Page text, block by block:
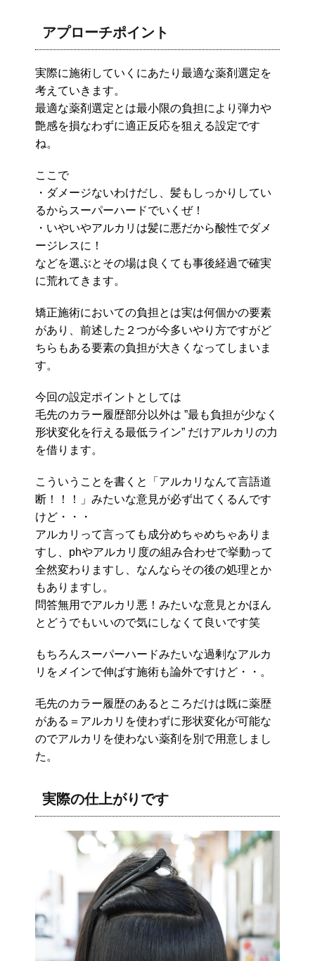
アプローチポイント
実際に施術していくにあたり最適な薬剤選定を
考えていきます。
最適な薬剤選定とは最小限の負担により弾力や
艶感を損なわずに適正反応を狙える設定です
ね。
ここで
・ダメージないわけだし、髪もしっかりしてい
るからスーパーハードでいくぜ！
・いやいやアルカリは髪に悪だから酸性でダメ
ージレスに！
などを選ぶとその場は良くても事後経過で確実
に荒れてきます。
矯正施術においての負担とは実は何個かの要素
があり、前述した２つが今多いやり方ですがど
ちらもある要素の負担が大きくなってしまいま
す。
今回の設定ポイントとしては
毛先のカラー履歴部分以外は ”最も負担が少なく
形状変化を行える最低ライン” だけアルカリの力
を借ります。
こういうことを書くと「アルカリなんて言語道
断！！！」みたいな意見が必ず出てくるんです
けど・・・
アルカリって言っても成分めちゃめちゃありま
すし、phやアルカリ度の組み合わせで挙動って
全然変わりますし、なんならその後の処理とか
もありますし。
問答無用でアルカリ悪！みたいな意見とかほん
とどうでもいいので気にしなくて良いです笑
もちろんスーパーハードみたいな過剰なアルカ
リをメインで伸ばす施術も論外ですけど・・。
毛先のカラー履歴のあるところだけは既に薬歴
がある＝アルカリを使わずに形状変化が可能な
のでアルカリを使わない薬剤を別で用意しまし
た。
実際の仕上がりです